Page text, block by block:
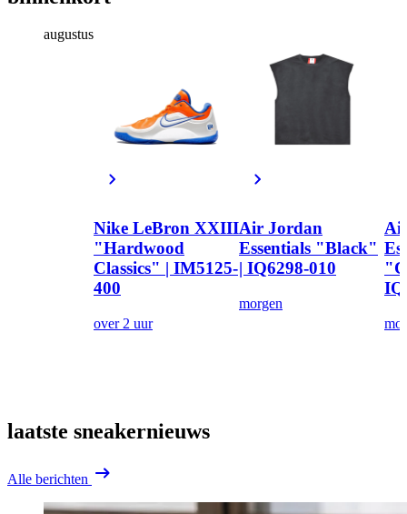
augustus
Nike LeBron XXIII
"Hardwood
Classics" | IM5125-
400
over 2 uur
Air Jordan
Essentials "Black"
| IQ6298-010
morgen
laatste sneakernieuws
Alle berichten